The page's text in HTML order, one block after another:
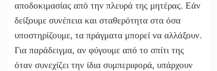
αποδοκιμασίας από την πλευρά της μητέρας. Εάν
δείξουμε συνέπεια και σταθερότητα στα όσα
υποστηρίζουμε, τα πράγματα μπορεί να αλλάξουν.
Για παράδειγμα, αν φύγουμε από το σπίτι της
όταν συνεχίζει την ίδια συμπεριφορά, υπάρχουν